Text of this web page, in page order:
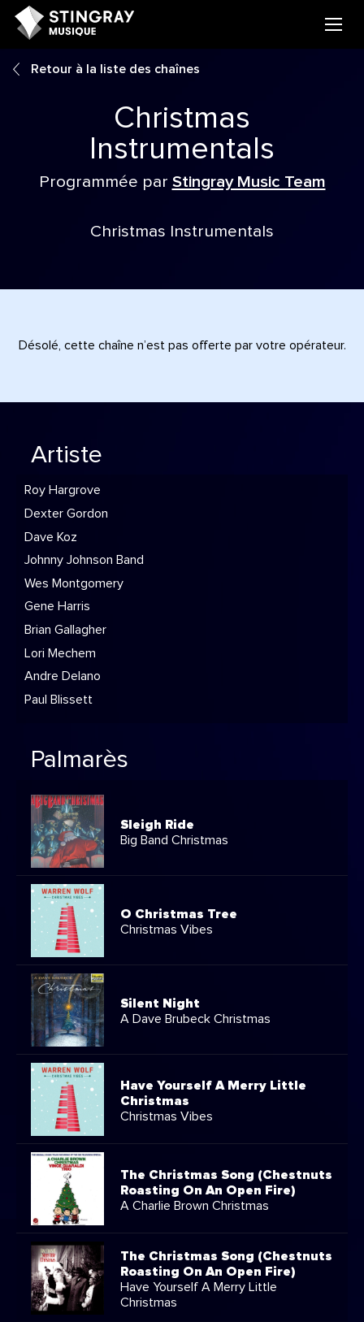
Retour à la liste des chaînes
Christmas
Instrumentals
Programmée par Stingray Music Team
Christmas Instrumentals
Désolé, cette chaîne n’est pas offerte par votre opérateur.
Artiste
Roy Hargrove
Dexter Gordon
Dave Koz
Johnny Johnson Band
Wes Montgomery
Gene Harris
Brian Gallagher
Lori Mechem
Andre Delano
Paul Blissett
Palmarès
Sleigh Ride
Big Band Christmas
O Christmas Tree
Christmas Vibes
Silent Night
A Dave Brubeck Christmas
Have Yourself A Merry Little
Christmas
Christmas Vibes
The Christmas Song (Chestnuts
Roasting On An Open Fire)
A Charlie Brown Christmas
The Christmas Song (Chestnuts
Roasting On An Open Fire)
Have Yourself A Merry Little
Christmas